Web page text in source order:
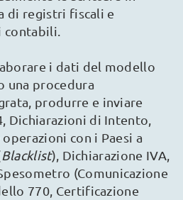
di registri fiscali e
contabili.
i dati del modello
una procedura
produrre e inviare
Dichiarazioni di Intento,
con i Paesi a
Blacklist), Dichiarazione IVA,
(Comunicazione
770, Certificazione